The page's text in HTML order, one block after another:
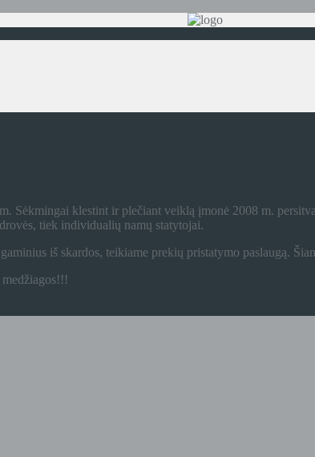
Sėkmingai klestint ir plečiant veiklą įmonė 2008 m.
tiek individualių namų statytojai.
iš skardos, teikiame prekių pristatymo paslaugą.